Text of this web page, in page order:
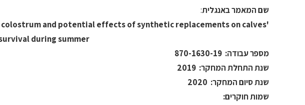
שם המאמר באנגלית:
and potential effects of synthetic replacements on calves'
during summer
מספר עבודה:
שנת התחלת המחקר:
שנת סיום המחקר:
שמות חוקרים: